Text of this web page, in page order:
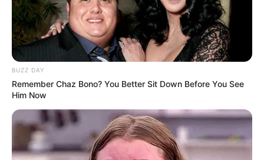
BUZZ DAY
Remember Chaz Bono? You Better Sit Down Before You See
Him Now